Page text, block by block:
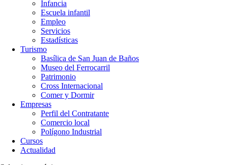
Infancia
Escuela infantil
Empleo
Servicios
Estadísticas
Turismo
Basílica de San Juan de Baños
Museo del Ferrocarril
Patrimonio
Cross Internacional
Comer y Dormir
Empresas
Perfil del Contratante
Comercio local
Polígono Industrial
Cursos
Actualidad